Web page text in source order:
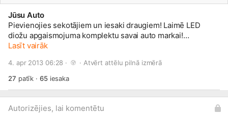
Jūsu Auto
Pievienojies sekotājiem un iesaki draugiem! Laimē LED
diožu apgaismojuma komplektu savai auto markai!
Sasniedzot 150!! sekotājus izlozēsim pirmo LED
kādas markas auto vēlas no pieejamiem LED apgaismojumu!
Lasīt vairāk
4. apr 2013 06:28 · · Atvērt attēlu pilnā izmērā
27 patīk · 65iesaka
Autorizējies, lai komentētu